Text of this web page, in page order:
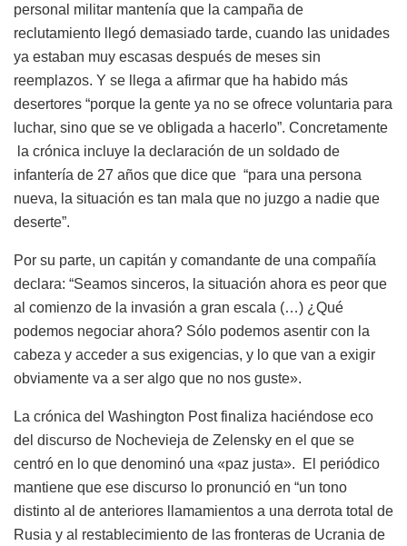
personal militar mantenía que la campaña de
reclutamiento llegó demasiado tarde, cuando las unidades
ya estaban muy escasas después de meses sin
reemplazos. Y se llega a afirmar que ha habido más
desertores “porque la gente ya no se ofrece voluntaria para
luchar, sino que se ve obligada a hacerlo”. Concretamente
la crónica incluye la declaración de un soldado de
infantería de 27 años que dice que “para una persona
nueva, la situación es tan mala que no juzgo a nadie que
deserte”.
Por su parte, un capitán y comandante de una compañía
declara: “Seamos sinceros, la situación ahora es peor que
al comienzo de la invasión a gran escala (…) ¿Qué
podemos negociar ahora? Sólo podemos asentir con la
cabeza y acceder a sus exigencias, y lo que van a exigir
obviamente va a ser algo que no nos guste».
La crónica del Washington Post finaliza haciéndose eco
del discurso de Nochevieja de Zelensky en el que se
centró en lo que denominó una «paz justa». El periódico
mantiene que ese discurso lo pronunció en “un tono
distinto al de anteriores llamamientos a una derrota total de
Rusia y al restablecimiento de las fronteras de Ucrania de